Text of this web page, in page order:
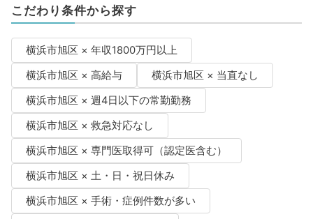
こだわり条件から探す
横浜市旭区 × 年収1800万円以上
横浜市旭区 × 高給与
横浜市旭区 × 当直なし
横浜市旭区 × 週4日以下の常勤勤務
横浜市旭区 × 救急対応なし
横浜市旭区 × 専門医取得可（認定医含む）
横浜市旭区 × 土・日・祝日休み
横浜市旭区 × 手術・症例件数が多い